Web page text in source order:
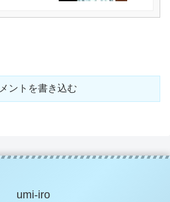
ントを書き込む
umi-iro